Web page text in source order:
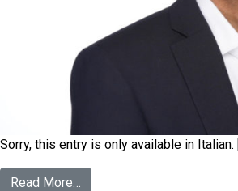
Sorry, this entry is only available in Italian.
Read More…